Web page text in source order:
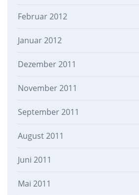
Februar 2012
Januar 2012
Dezember 2011
November 2011
September 2011
August 2011
Juni 2011
Mai 2011